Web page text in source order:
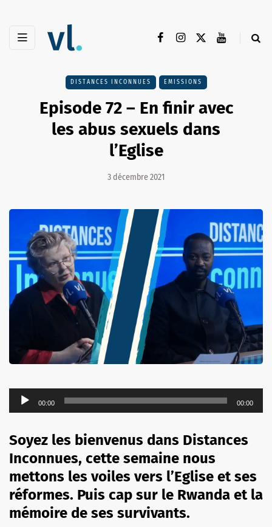
DISTANCES INCONNUES EMISSIONS
Episode 72 – En finir avec
les abus sexuels dans
l’Eglise
3 décembre 2021
Lecteur
audio
00:00 00:00
Soyez les bienvenus dans Distances
Inconnues, cette semaine nous
mettons les voiles vers l’Eglise et ses
réformes. Puis cap sur le Rwanda et la
mémoire de ses survivants.